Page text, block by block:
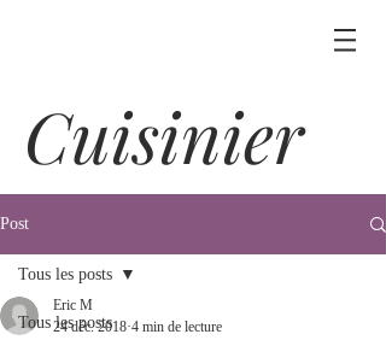
Cuisinier
Post
Tous les posts
Tous les posts
Eric M
24 déc. 2018 4 min de lecture